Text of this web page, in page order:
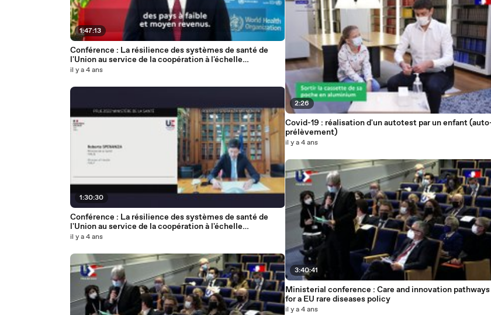
1:47:13
Conférence : La résilience des systèmes de santé de
l'Union au service de la coopération à l'échelle
européenne 3/3
il y a 4 ans
1:30:30
Conférence : La résilience des systèmes de santé de
l'Union au service de la coopération à l'échelle
européenne 1/3
il y a 4 ans
2:26
Covid-19 : réalisation d'un autotest par un enfant
prélèvement)
il y a 4 ans
3:40:41
Ministerial conference : Care and innovation pathways
for a EU rare diseases policy
il y a 4 ans